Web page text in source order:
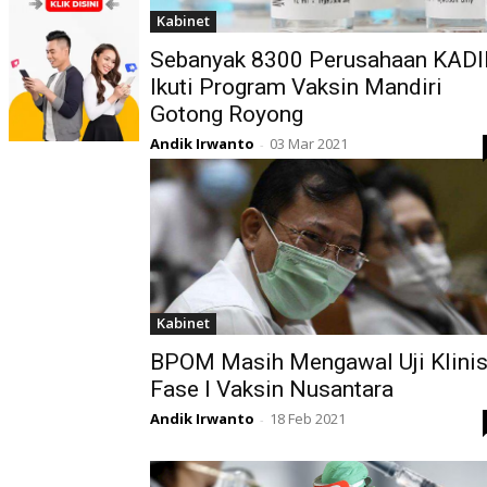
Kabinet
Sebanyak 8300 Perusahaan
Ikuti Program Vaksin Mandiri
Gotong Royong
Andik Irwanto - 03 Mar 2021
Kabinet
BPOM Masih Mengawal Uji Klinis
Fase I Vaksin Nusantara
Andik Irwanto - 18 Feb 2021